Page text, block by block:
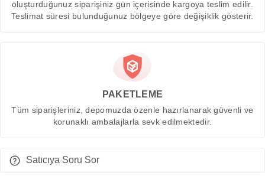
oluşturduğunuz siparişiniz gün içerisinde kargoya teslim edilir.
Teslimat süresi bulunduğunuz bölgeye göre değişiklik gösterir.
PAKETLEME
Tüm siparişleriniz, depomuzda özenle hazırlanarak güvenli ve
korunaklı ambalajlarla sevk edilmektedir.
Satıcıya Soru Sor